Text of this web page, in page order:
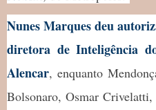
Nunes Marques deu
diretora de Inteligência
Alencar, enquanto
Bolsonaro, Osmar Crivelatti,